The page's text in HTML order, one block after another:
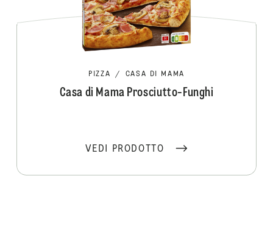
PIZZA / CASA DI MAMA
Casa di Mama Prosciutto-Funghi
VEDI PRODOTTO